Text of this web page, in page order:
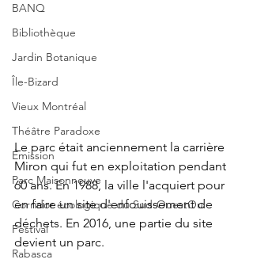
BANQ
Bibliothèque
Jardin Botanique
Île-Bizard
Vieux Montréal
Théâtre Paradoxe
Émission
Parc Maisonneuve
Corridor écologique du Sud-OuestOu
Festival
Rabasca
Le parc était anciennement la carrière
Miron qui fut en exploitation pendant
60 ans. En 1988, la ville l'acquiert pour
en faire un site d'enfouissement de
déchets. En 2016, une partie du site
devient un parc.